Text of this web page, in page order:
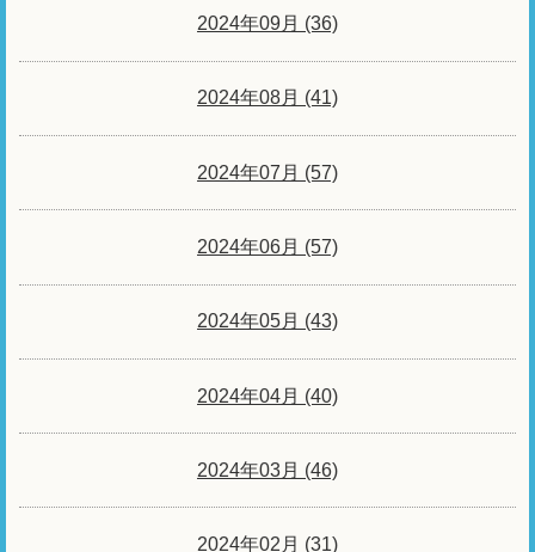
2024年09月 (36)
2024年08月 (41)
2024年07月 (57)
2024年06月 (57)
2024年05月 (43)
2024年04月 (40)
2024年03月 (46)
2024年02月 (31)